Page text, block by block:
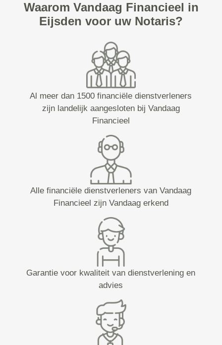
Waarom Vandaag Financieel in
Eijsden voor uw Notaris?
Al meer dan 1500 financiële dienstverleners
zijn landelijk aangesloten bij Vandaag
Financieel
Alle financiële dienstverleners van Vandaag
Financieel zijn Vandaag erkend
Garantie voor kwaliteit van dienstverlening en
advies